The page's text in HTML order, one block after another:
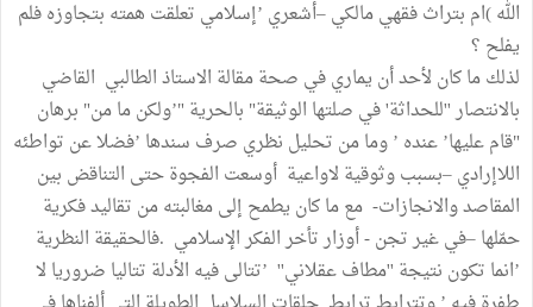
الله )ام بتراث فقهي مالكي –أشعري ’إسلامي تعلقت همته بتجاوزه فلم
يفلح ؟
لذلك ما كان لأحد أن يماري في صحة مقالة الاستاذ الطالبي القاضي
بالانتصار ''للحداثة' في صلتها الوثيقة" بالحرية "’ولكن ما من" برهان
"قام عليها’ عنده ’ وما من تحليل نظري صرف سندها ’فضلا عن تواطئه
اللاإرادي –بسبب وثوقية لاواعية أوسعت الفجوة حتى التناقض بين
المقاصد والانجازات- مع ما كان يطمح إلى مغالبته من تقاليد فكرية
حمّلها –في غير تجن - أوزار تأخر الفكر الإسلامي .فالحقيقة النظرية
’انما تكون نتيجة ''مطاف عقلاني'' ’تتالى فيه الأدلة تتاليا ضروريا لا